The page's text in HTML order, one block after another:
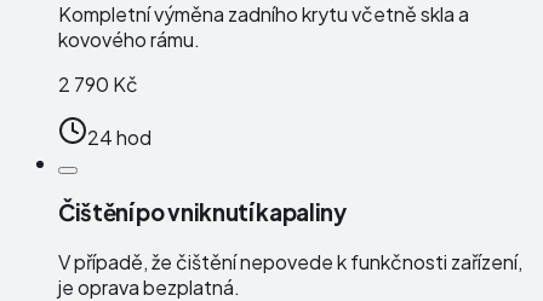
Kompletní výměna zadního krytu včetně skla a
kovového rámu.
2 790 Kč
24 hod
Čištění po vniknutí kapaliny
V případě, že čištění nepovede k funkčnosti zařízení,
je oprava bezplatná.